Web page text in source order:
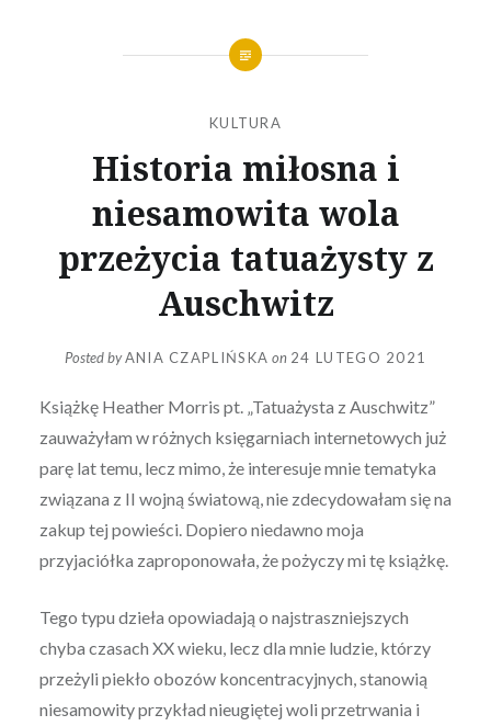
KULTURA
Historia miłosna i
niesamowita wola
przeżycia tatuażysty z
Auschwitz
Posted byANIA CZAPLIŃSKA on 24 LUTEGO 2021
Książkę Heather Morris pt. „Tatuażysta z Auschwitz”
zauważyłam w różnych księgarniach internetowych już
parę lat temu, lecz mimo, że interesuje mnie tematyka
związana z II wojną światową, nie zdecydowałam się na
zakup tej powieści. Dopiero niedawno moja
przyjaciółka zaproponowała, że pożyczy mi tę książkę.
Tego typu dzieła opowiadają o najstraszniejszych
chyba czasach XX wieku, lecz dla mnie ludzie, którzy
przeżyli piekło obozów koncentracyjnych, stanowią
niesamowity przykład nieugiętej woli przetrwania i